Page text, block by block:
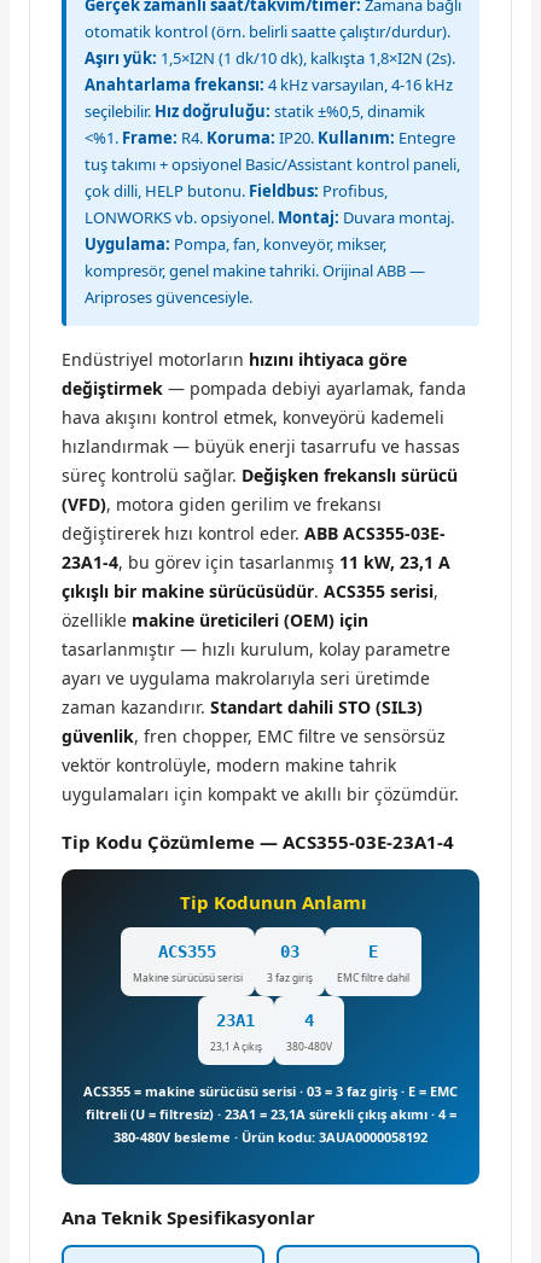
Gerçek zamanlı saat/takvim/timer: Zamana bağlı
otomatik kontrol (örn. belirli saatte çalıştır/durdur).
Aşırı yük: 1,5×I2N (1 dk/10 dk), kalkışta 1,8×I2N (2s).
Anahtarlama frekansı: 4 kHz varsayılan, 4-16 kHz
seçilebilir. Hız doğruluğu: statik ±%0,5, dinamik
<%1. Frame: R4. Koruma: IP20. Kullanım: Entegre
tuş takımı + opsiyonel Basic/Assistant kontrol paneli,
çok dilli, HELP butonu. Fieldbus: Profibus,
LONWORKS vb. opsiyonel. Montaj: Duvara montaj.
Uygulama: Pompa, fan, konveyör, mikser,
kompresör, genel makine tahriki. Orijinal ABB —
Ariproses güvencesiyle.
Endüstriyel motorların hızını ihtiyaca göre
değiştirmek — pompada debiyi ayarlamak, fanda
hava akışını kontrol etmek, konveyörü kademeli
hızlandırmak — büyük enerji tasarrufu ve hassas
süreç kontrolü sağlar. Değişken frekanslı sürücü
(VFD), motora giden gerilim ve frekansı
değiştirerek hızı kontrol eder. ABB ACS355-03E-
23A1-4, bu görev için tasarlanmış 11 kW, 23,1 A
çıkışlı bir makine sürücüsüdür. ACS355 serisi,
özellikle makine üreticileri (OEM) için
tasarlanmıştır — hızlı kurulum, kolay parametre
ayarı ve uygulama makrolarıyla seri üretimde
zaman kazandırır. Standart dahili STO (SIL3)
güvenlik, fren chopper, EMC filtre ve sensörsüz
vektör kontrolüyle, modern makine tahrik
uygulamaları için kompakt ve akıllı bir çözümdür.
Tip Kodu Çözümleme — ACS355-03E-23A1-4
Tip Kodunun Anlamı
ACS355
Makine sürücüsü serisi
03
3 faz giriş
E
EMC filtre dahil
23A1
23,1 A çıkış
4
380-480V
ACS355 = makine sürücüsü serisi · 03 = 3 faz giriş · E = EMC
filtreli (U = filtresiz) · 23A1 = 23,1A sürekli çıkış akımı · 4 =
380-480V besleme · Ürün kodu: 3AUA0000058192
Ana Teknik Spesifikasyonlar